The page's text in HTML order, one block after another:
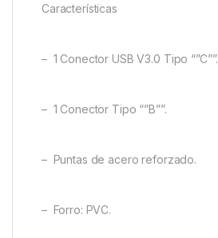
Características
– 1 Conector USB V3.0 Tipo “”C””.
– 1 Conector Tipo “”B””.
– Puntas de acero reforzado.
– Forro: PVC.